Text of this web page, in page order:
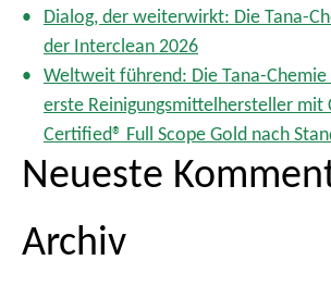
e
i
u
n
d
e
Dialog, der weiterwirkt: Die Tana-
der Interclean 2026
Weltweit führend: Die Tana-Chemie
erste Reinigungsmittelhersteller mit
Certified® Full Scope Gold nach
Neueste
Archiv